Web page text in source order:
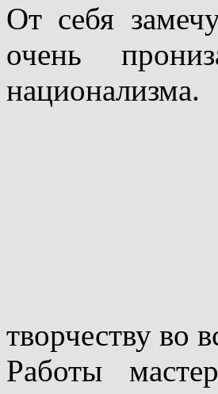
От себя
очень
творчеству во
Работы